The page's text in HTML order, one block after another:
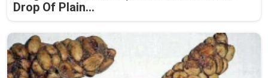
Drop Of Plain...